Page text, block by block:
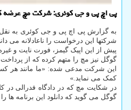
پی اچ پی و جی کوئری: شرکت مچ عرضه کننده نرم افزارهای
به گزارش پی اچ پی و جی کوئری به نقل
شرکتها این درخواست را ناعادلانه می
پیش از این اپیک گیمز، فورت نایت و
گوگل نیز مچ را متهم کرده که از
این شرکت مدعی شده: «ما مانند هر
کمک می نماید.»
در شکایت مچ که در دادگاه فدرالی در
گوگل می گوید که دانلود این برنامه ها